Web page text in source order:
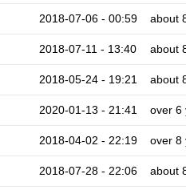
2018-07-06 - 00:59 about
2018-07-11 - 13:40 about
2018-05-24 - 19:21 about
2020-01-13 - 21:41 over 6
2018-04-02 - 22:19 over 8
2018-07-28 - 22:06 about